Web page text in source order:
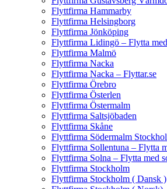
Flyttfirma Hammarby
Flyttfirma Helsingborg
Flyttfirma Jönköping
Flyttfirma Lidingö – Flytta
Flyttfirma Malmö
Flyttfirma Nacka
Flyttfirma Nacka – Flyttar.se
Flyttfirma Örebro
Flyttfirma Österlen
Flyttfirma Östermalm
Flyttfirma Saltsjöbaden
Flyttfirma Skåne
Flyttfirma Södermalm
Flyttfirma Sollentuna – Flytta
Flyttfirma Solna – Flytta med
Flyttfirma Stockholm
Flyttfirma Stockholm ( Dansk )